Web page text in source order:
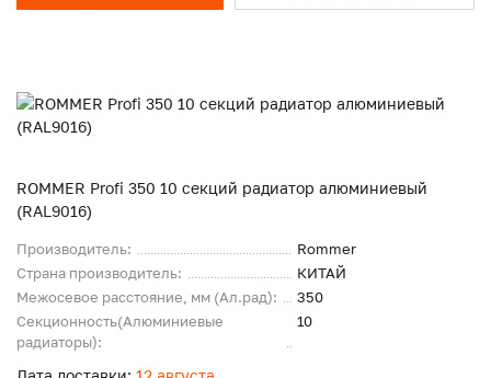
ROMMER Profi 350 10 секций радиатор алюминиевый
(RAL9016)
Производитель:
Rommer
Страна производитель:
КИТАЙ
Межосевое расстояние, мм (Ал.рад):
350
Секционность(Алюминиевые
радиаторы):
10